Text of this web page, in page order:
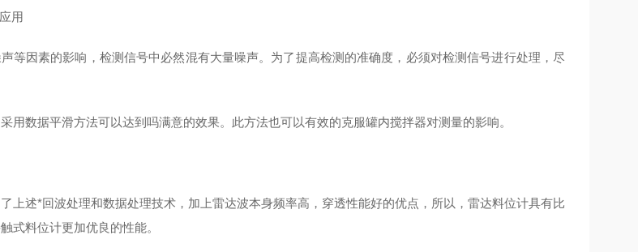
用
等因素的影响，检测信号中必然混有大量噪声。为了提高检测的准确度，必须对检测信号进行处理，尽
用数据平滑方法可以达到吗满意的效果。此方法也可以有效的克服罐内搅拌器对测量的影响。
上述*回波处理和数据处理技术，加上雷达波本身频率高，穿透性能好的优点，所以，雷达料位计具有比
式料位计更加优良的性能。